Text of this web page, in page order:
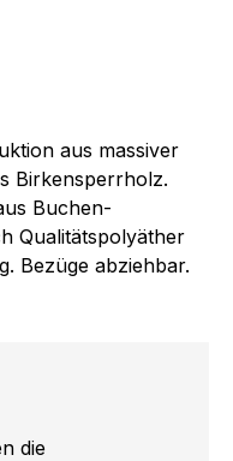
aus massiver
Birkensperrholz.
Buchen-
Qualitätspolyäther
Bezüge abziehbar.
die